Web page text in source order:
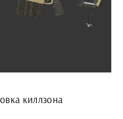
киллзона